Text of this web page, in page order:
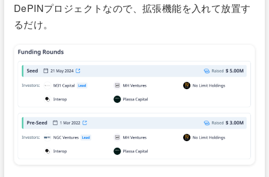
DePINプロジェクトなので、拡張機能を入れて放置す
るだけ。